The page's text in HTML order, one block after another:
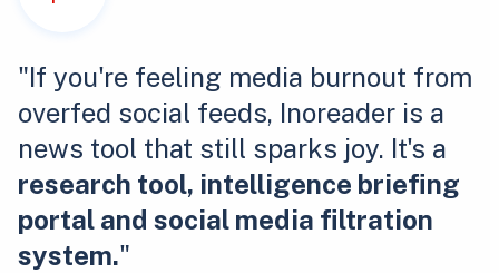
"If you're feeling media burnout from
overfed social feeds, Inoreader is a
news tool that still sparks joy. It's a
research tool, intelligence briefing
portal and social media filtration
system."